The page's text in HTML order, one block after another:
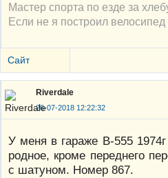
Мастер спорта по езде за
Если не я построил
Сайт
Riverdale
26-07-2018 12:22:32
У меня в гараже В-555
родное, кроме переднего
с шатуном. Номер 867.